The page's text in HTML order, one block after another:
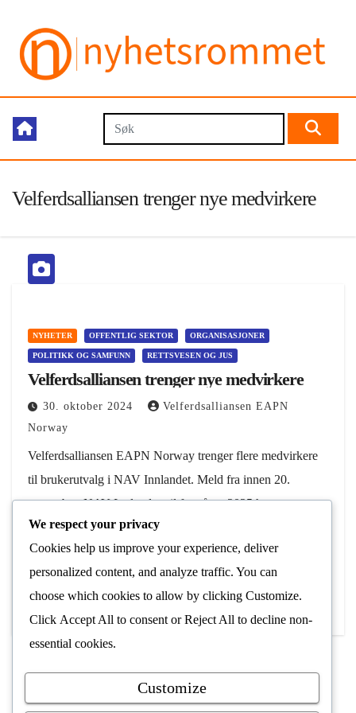
Velferdsalliansen trenger nye medvirkere
NYHETER OFFENTLIG SEKTOR ORGANISASJONER
POLITIKK OG SAMFUNN RETTSVESEN OG JUS
Velferdsalliansen trenger nye medvirkere
30. oktober 2024
Velferdsalliansen EAPN
Norway
Velferdsalliansen EAPN Norway trenger flere medvirkere
til brukerutvalg i NAV Innlandet. Meld fra innen 20.
november. NAV Innlandet vil fra våren 2025 ha syv
regionale brukerutvalg. Velferdsalliansen EAPN Norways
organisasjon inviteres til…
Les Mer
We respect your privacy
Cookies help us improve your experience, deliver
personalized content, and analyze traffic. You can
choose which cookies to allow by clicking Customize.
Click Accept All to consent orReject All to decline non-
essential cookies.
Customize